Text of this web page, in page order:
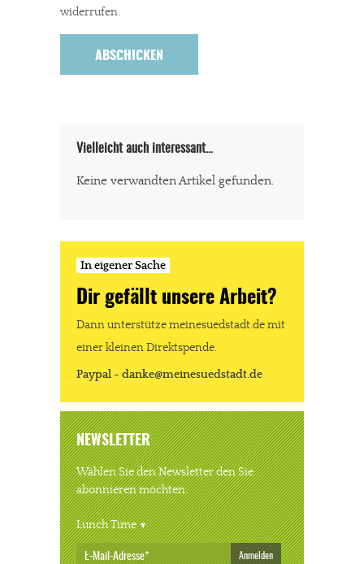
widerrufen.
Vielleicht auch interessant…
Keine verwandten Artikel gefunden.
In eigener Sache
Dir gefällt unsere Arbeit?
Dann unterstütze meinesuedstadt.de mit
einer kleinen Direktspende.
Paypal - danke@meinesuedstadt.de
NEWSLETTER
Wählen Sie den Newsletter den Sie
abonnieren möchten.
Lunch Time
Anmelden